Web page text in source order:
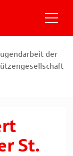
der
St.